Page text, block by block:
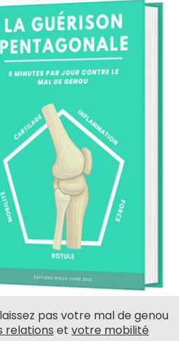
pas votre mal de genou
relations et votre mobilité